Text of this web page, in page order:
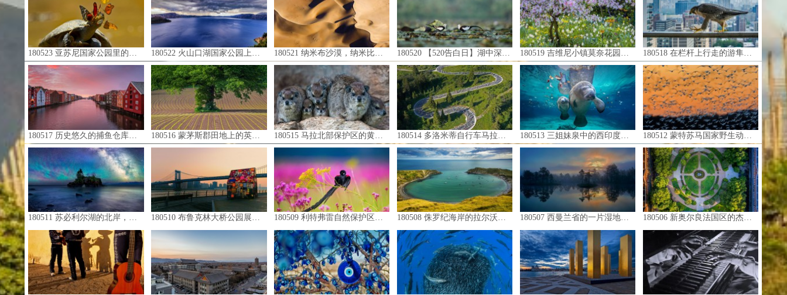
180523 亚苏尼国家公园里的黄头侧颈龟，厄瓜多尔 (© Pete Oxford/Minden Pictures) 180522 火山口湖国家公园上方的乌云，美国俄勒冈州 (© Joseph Giacalone/SuperStock) 180521 纳米布沙漠，纳米比亚 (© Valerio Leone/Solent News/REX/Shutterstock) 180520 【520告白日】湖中深情相对的两只水雉，中国九江市（© Jie Zhao/Getty News） 180519 吉维尼小镇莫奈花园的春天，法国 (© Danita Delimont/Getty Images) 180518 在栏杆上行走的游隼，美国芝加哥 (© Luke Massey/Minden Pictures)
180517 历史悠久的捕鱼仓库，挪威特隆赫姆 (© Oscar Dominguez/Tandem Stills + Motion) 180516 蒙茅斯郡田地上的英国橡树，英国威尔士 (© Phil Savoie/Minden Pictures) 180515 马拉北部保护区的黄斑岩蹄兔，肯尼亚 (© Jonathan & Angela Scott/Aurora Photos) 180514 多洛米蒂自行车马拉松比赛，意大利 (© Aurora Photos/Alamy) 180513 三姐妹泉中的西印度海牛妈妈和它的宝宝，美国佛罗里达州 (© James R.D. Scott/Getty Images) 180512 蒙特苏马国家野生动物保护区里的雪雁，美国纽约州 (© Gerrit Vyn/Minden Pictures)
180511 苏必利尔湖的北岸，美国明尼苏达州 (© Matt Anderson Photography/Getty Images) 180510 布鲁克林大桥公园展出的汤姆·弗鲁因的‘Kolonihavehus, 2010'作品，纽约布鲁克林区 (© Daniel Haug/Getty Images) 180509 利特弗雷自然保护区内的雄性长尾巧织雀，南非 (© Richard Du Toit/Getty Images) 180508 侏罗纪海岸的拉尔沃思湾，英格兰多塞特郡 (© Brian Jannsen/Danita Delimont) 180507 西曼兰省的一片湿地，瑞典 (© Hans Strand/Getty Images) 180506 新奥尔良法国区的杰克逊广场，路易斯安那州 (© Edwin Remsberg/Getty Images)